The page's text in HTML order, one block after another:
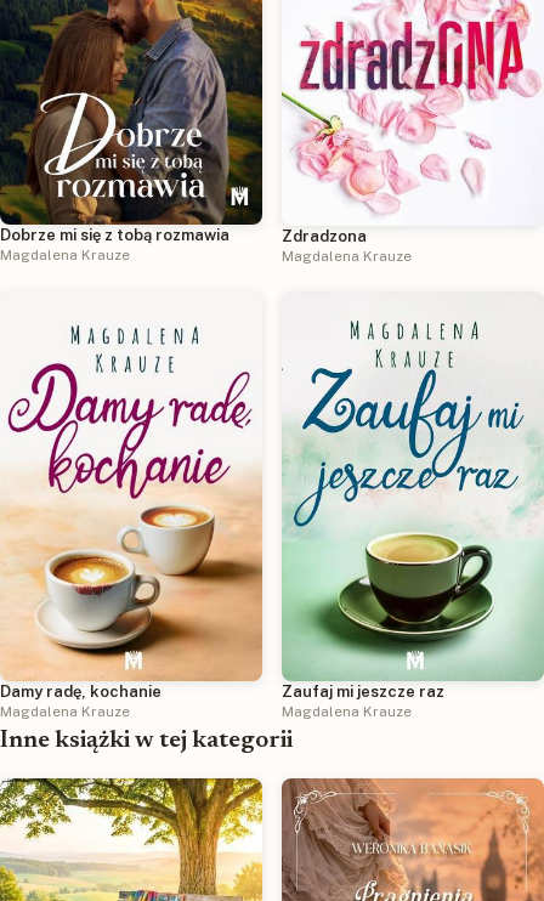
Dobrze mi się z tobą rozmawia
Magdalena Krauze
Zdradzona
Magdalena Krauze
Damy radę, kochanie
Magdalena Krauze
Zaufaj mi jeszcze raz
Magdalena Krauze
Inne książki w tej kategorii